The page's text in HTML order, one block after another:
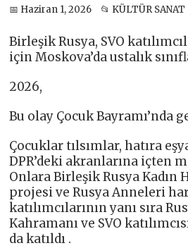
📅 Haziran 1, 2026 📂 KÜLTÜR SANAT
Birleşik Rusya, SVO
için Moskova’da ustalık
2026,
Bu olay Çocuk Bayramı’nda
Çocuklar tılsımlar, hatıra
DPR’deki akranlarına içten
Onlara Birleşik Rusya Kadın
projesi ve Rusya Anneleri
katılımcılarının yanı sıra
Kahramanı ve SVO
da katıldı .